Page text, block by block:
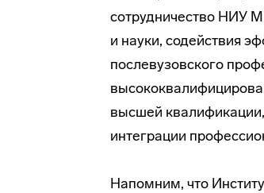
сотрудничество НИУ
и науки, содействия
послевузовского
высшей
интеграции
Напомним, что